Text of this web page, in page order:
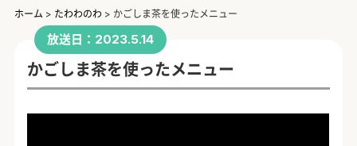
ホーム > たわわのわ > かごしま茶を使ったメニュー
放送日：2023.5.14
かごしま茶を使ったメニュー